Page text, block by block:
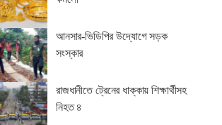
আনসার-ভিডিপির উদ্যোগে সড়ক
সংস্কার
রাজধানীতে ট্রেনের ধাক্কায় শিক্ষার্থীসহ
নিহত ৪